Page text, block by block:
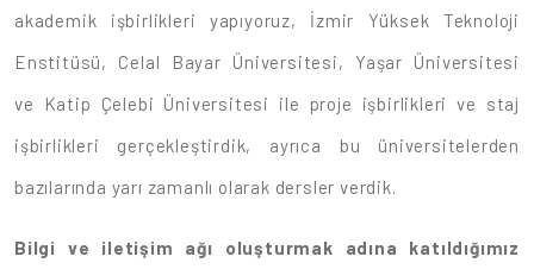
akademik işbirlikleri yapıyoruz, İzmir Yüksek Teknoloji
Enstitüsü, Celal Bayar Üniversitesi, Yaşar Üniversitesi
ve Katip Çelebi Üniversitesi ile proje işbirlikleri ve staj
işbirlikleri gerçekleştirdik, ayrıca bu üniversitelerden
bazılarında yarı zamanlı olarak dersler verdik.
Bilgi ve iletişim ağı oluşturmak adına katıldığımız